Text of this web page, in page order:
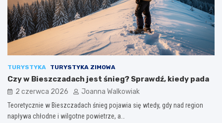
TURYSTYKA TURYSTYKA ZIMOWA
Czy w Bieszczadach jest śnieg? Sprawdź, kiedy pada
2 czerwca 2026 Joanna Walkowiak
Teoretycznie w Bieszczadach śnieg pojawia się wtedy, gdy nad region
napływa chłodne i wilgotne powietrze, a…